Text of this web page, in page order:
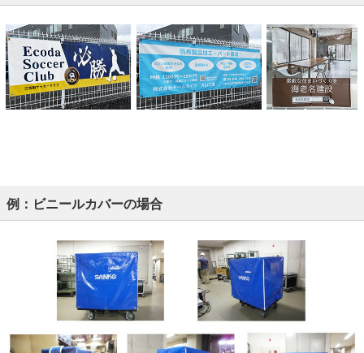
例：ビニールカバーの場合